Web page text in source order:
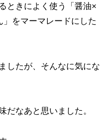
ときによく使う「醤油×
をマーマレードにした
したが、そんなに気にな
だなあと思いました。